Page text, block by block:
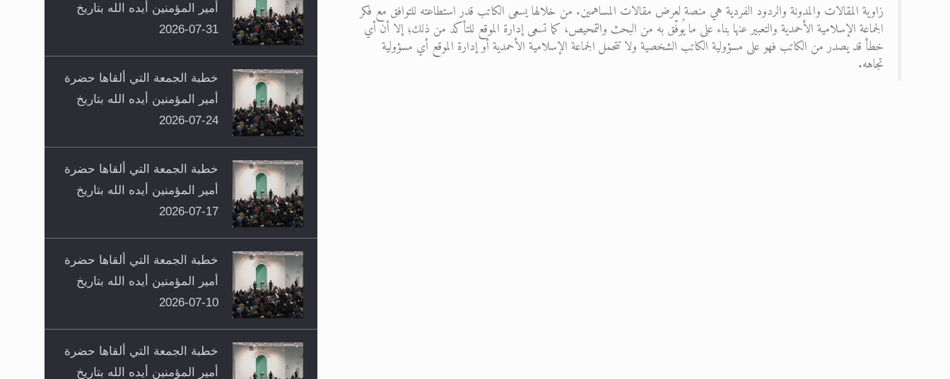
زاوية المقالات والمدونة والردود الفردية هي منصة لعرض مقالات المساهمين. من خلالها يسعى الكاتب قدر استطاعته للتوافق مع فكر
الجماعة الإسلامية الأحمدية والتعبير عنها بناء على ما يُوفّق به من البحث والتمحيص، كما تسعى إدارة الموقع للتأكد من ذلك؛ إلا أن أي
خطأ قد يصدر من الكاتب فهو على مسؤولية الكاتب الشخصية ولا تتحمل الجماعة الإسلامية الأحمدية أو إدارة الموقع أي مسؤولية
تجاهه.
أمير المؤمنين أيده الله بتاريخ
31-07-2026
خطبة الجمعة التي ألقاها حضرة
أمير المؤمنين أيده الله بتاريخ
24-07-2026
خطبة الجمعة التي ألقاها حضرة
أمير المؤمنين أيده الله بتاريخ
17-07-2026
خطبة الجمعة التي ألقاها حضرة
أمير المؤمنين أيده الله بتاريخ
10-07-2026
خطبة الجمعة التي ألقاها حضرة
أمير المؤمنين أيده الله بتاريخ